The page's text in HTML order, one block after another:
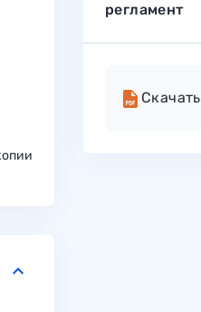
keyboard_arrow_down
регламент
Скачать